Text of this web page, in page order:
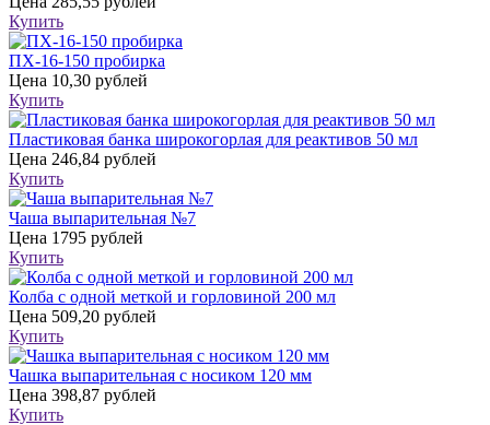
Купить
ПХ-16-150 пробирка
Цена 10,30 рублей
Купить
Пластиковая банка широкогорлая для реактивов 50 мл
Цена 246,84 рублей
Купить
Чаша выпарительная №7
Цена 1795 рублей
Купить
Колба с одной меткой и горловиной 200 мл
Цена 509,20 рублей
Купить
Чашка выпарительная с носиком 120 мм
Цена 398,87 рублей
Купить